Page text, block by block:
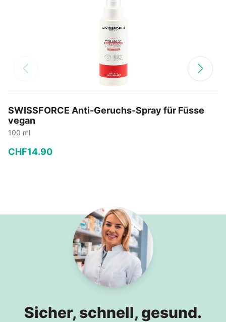
SWISSFORCE Anti-Geruchs-Spray für Füsse
vegan
100 ml
CHF14.90
Sicher, schnell, gesund.